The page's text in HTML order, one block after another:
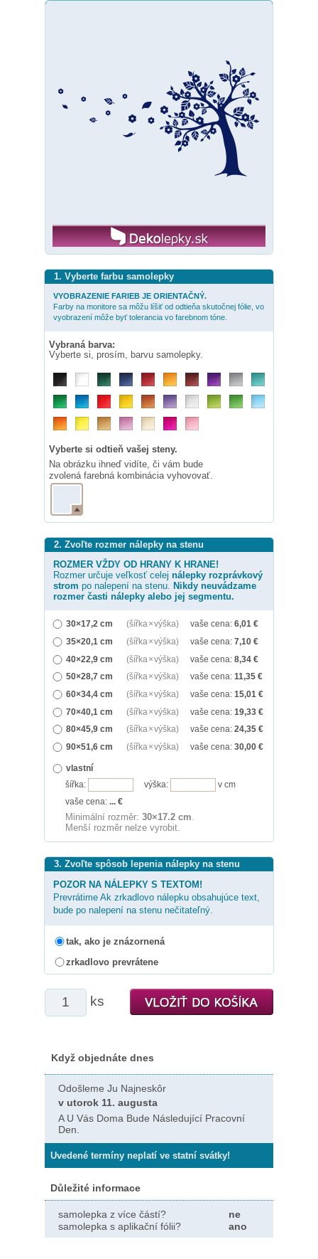
1. Vyberte farbu samolepky
VYOBRAZENIE FARIEB JE ORIENTAČNÝ.
Farby na monitore sa môžu líšiť od odtieňa skutočnej fólie, vo
vyobrazení môže byť tolerancia vo farebnom tóne.
Vybraná barva:
Vyberte si, prosím, barvu samolepky.
Vyberte si odtieň vašej steny.
Na obrázku ihneď vidíte, či vám bude
zvolená farebná kombinácia vyhovovať.
2. Zvoľte rozmer nálepky na stenu
ROZMER VŽDY OD HRANY K HRANE!
Rozmer určuje veľkosť celej nálepky rozprávkový
strom po nalepení na stenu. Nikdy neuvádzame
rozmer časti nálepky alebo jej segmentu.
30×17,2 cm (šířka × výška) vaše cena: 6,01 €
35×20,1 cm
(šířka × výška) vaše cena: 7,10 €
40×22,9 cm
(šířka × výška) vaše cena: 8,34 €
50×28,7 cm
(šířka × výška) vaše cena: 11,35 €
60×34,4 cm
(šířka × výška) vaše cena: 15,01 €
70×40,1 cm
(šířka × výška) vaše cena: 19,33 €
80×45,9 cm
(šířka × výška) vaše cena: 24,35 €
90×51,6 cm
(šířka × výška) vaše cena: 30,00 €
vlastní
šířka:
výška:
v cm
vaše cena: ... €
Minimální rozměr: 30×17.2 cm
Menší rozměr nelze vyrobit.
3. Zvoľte spôsob lepenia nálepky na stenu
POZOR NA NÁLEPKY S TEXTOM!
Prevrátime Ak zrkadlovo nálepku obsahujúce text,
bude po nalepení na stenu nečitateľný.
tak, ako je znázornená
zrkadlovo prevrátene
ks
Když objednáte dnes
Odošleme Ju Najneskôr
v utorok 11. augusta
A U Vás Doma Bude Následující Pracovní
Den.
Uvedené termíny neplatí ve statní svátky!
Důležité informace
samolepka z více částí?
ne
samolepka s aplikační fólii?
ano